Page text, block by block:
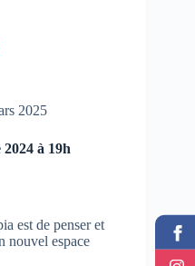
2025
à 19h
est de penser et
nouvel espace